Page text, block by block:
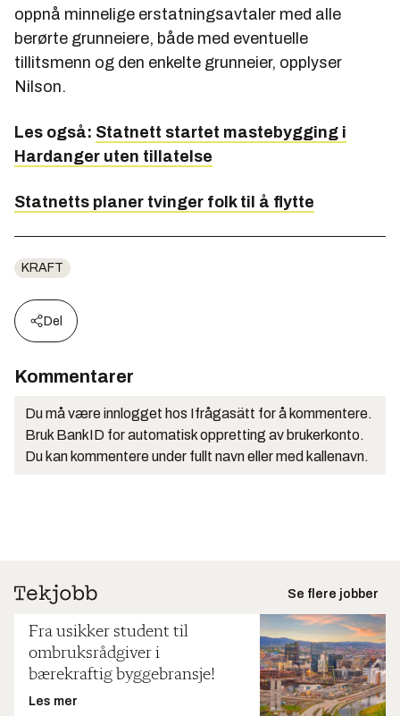
oppnå minnelige erstatningsavtaler med alle
berørte grunneiere, både med eventuelle
tillitsmenn og den enkelte grunneier, opplyser
Nilson.
Les også: Statnett startet mastebygging i
Hardanger uten tillatelse
Statnetts planer tvinger folk til å flytte
KRAFT
Del
Kommentarer
Du må være innlogget hos Ifrågasätt for å kommentere.
Bruk BankID for automatisk oppretting av brukerkonto.
Du kan kommentere under fullt navn eller med kallenavn.
Se flere jobber
Fra usikker student til
ombruksrådgiver i
bærekraftig byggebransje!
Les mer